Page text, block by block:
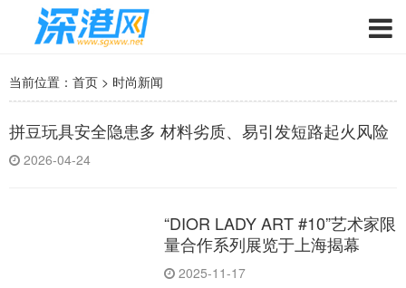
当前位置： 首页 > 时尚新闻
拼豆玩具安全隐患多 材料劣质、易引发短路起火风险
2026-04-24
“DIOR LADY ART #10”艺术家限
量合作系列展览于上海揭幕
2025-11-17